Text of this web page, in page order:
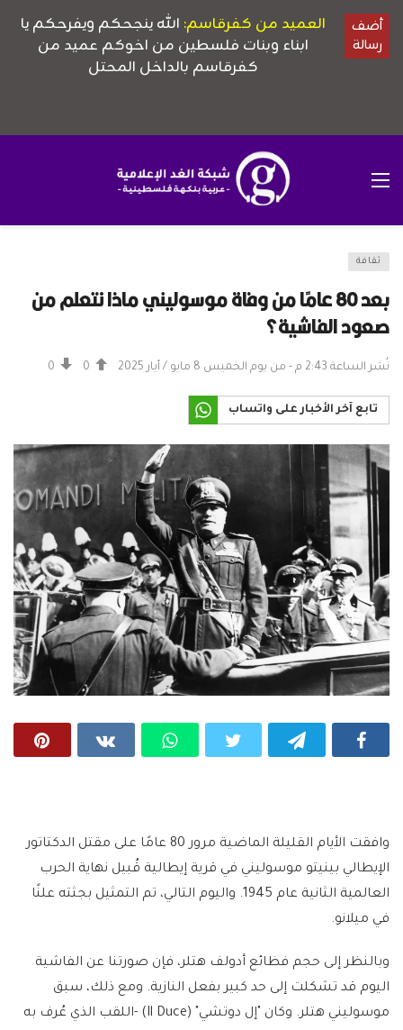
ثقافة
بعد 80 عامًا من وفاة موسوليني ماذا نتعلم من
صعود الفاشية؟
نُشر الساعة 2:43 م - من يوم الخميس 8 مايو / أيار 2025 0
0
تابع آخر الأخبار على واتساب
وافقت الأيام القليلة الماضية مرور 80 عامًا على مقتل الدكتاتور
الإيطالي بينيتو موسوليني في قرية إيطالية قُبيل نهاية الحرب
العالمية الثانية عام 1945. واليوم التالي، تم التمثيل بجثته علنًا
في ميلانو.
وبالنظر إلى حجم فظائع أدولف هتلر، فإن صورتنا عن الفاشية
اليوم قد تشكلت إلى حد كبير بفعل النازية. ومع ذلك، سبق
موسوليني هتلر. وكان "إل دوتشي" (Il Duce) -اللقب الذي عُرف به